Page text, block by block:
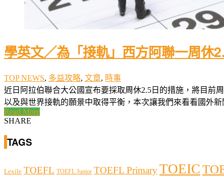
學英文／為「接軌」西方阿聯一周休
TOP NEWS, 多益攻略, 文章, 時事
近日阿拉伯聯合大公國宣布要採取周休2.5日的措施，將目前
以及與世界接軌的願景中取得平衡，本次讓我們來看看國外
Read More
SHARE
TAGS
Lexile TOEFL TOEFL Junior TOEFL PrimaryTOEIC